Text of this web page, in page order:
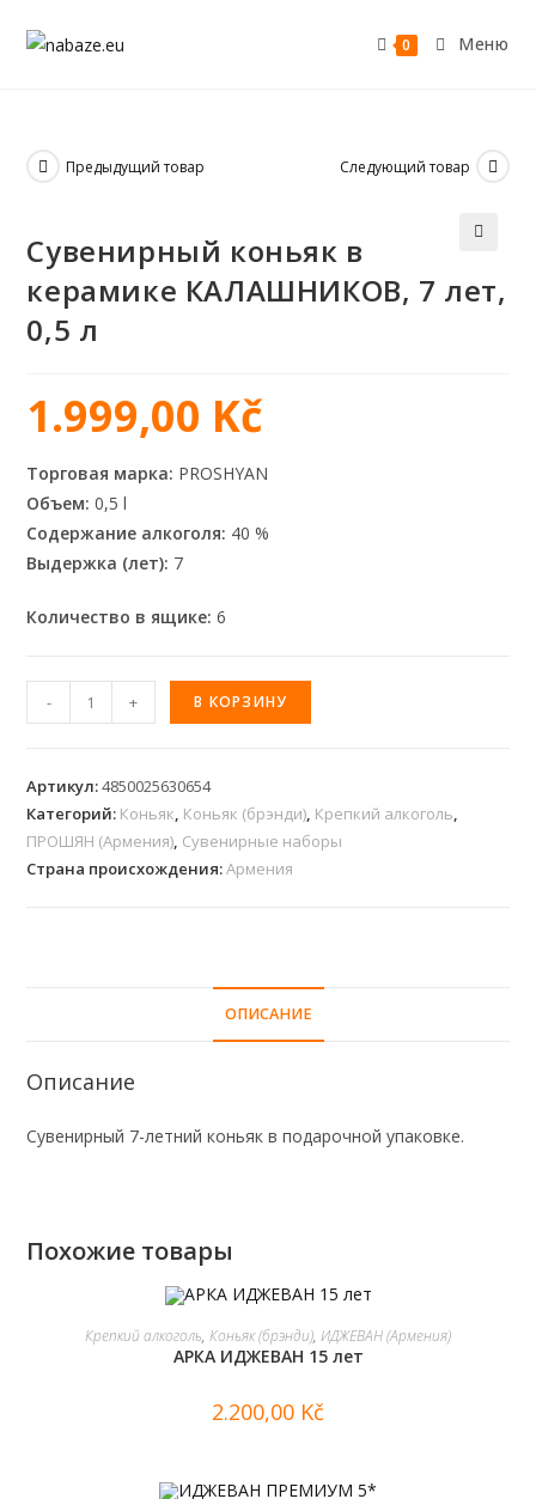
0 Меню
Предыдущий товар Следующий товар
Сувенирный коньяк в
керамике КАЛАШНИКОВ, 7 лет,
0,5 л
1.999,00 Kč
Торговая марка: PROSHYAN
Объем: 0,5 l
Содержание алкоголя: 40 %
Выдержка (лет): 7
Количество в ящике: 6
- + В КОРЗИНУ
Артикул:4850025630654
Категорий: Коньяк, Коньяк (брэнди), Крепкий алкоголь,
ПРОШЯН (Армения), Сувенирные наборы
Страна происхождения:Армения
ОПИСАНИЕ
Описание
Сувенирный 7-летний коньяк в подарочной упаковке.
Похожие товары
В КОРЗИНУ
Крепкий алкоголь, Коньяк (брэнди), ИДЖЕВАН (Армения)
АРКА ИДЖЕВАН 15 лет
2.200,00 Kč